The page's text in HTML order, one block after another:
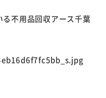
不用品回収アース千葉